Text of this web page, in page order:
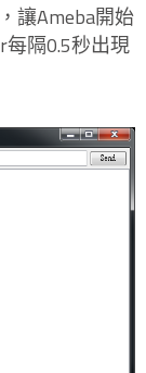
讓Ameba開始
隔0.5秒出現